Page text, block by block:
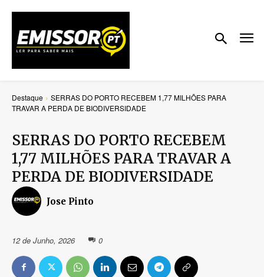
Destaque
SERRAS DO PORTO RECEBEM 1,77 MILHÕES PARA
TRAVAR A PERDA DE BIODIVERSIDADE
SERRAS DO PORTO RECEBEM
1,77 MILHÕES PARA TRAVAR A
PERDA DE BIODIVERSIDADE
Jose Pinto
12 de Junho, 2026 0